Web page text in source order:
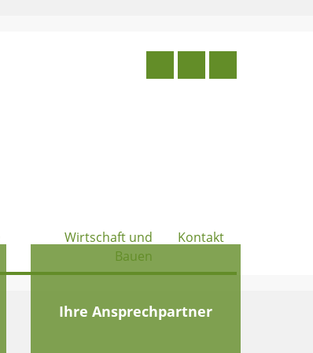
Wirtschaft und
Bauen
Kontakt
Ihre Ansprechpartner